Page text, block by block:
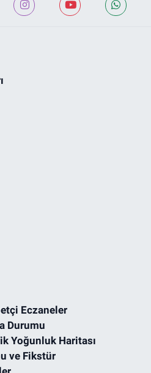
Eczaneler
Durumu
Yoğunluk Haritası
ve Fikstür